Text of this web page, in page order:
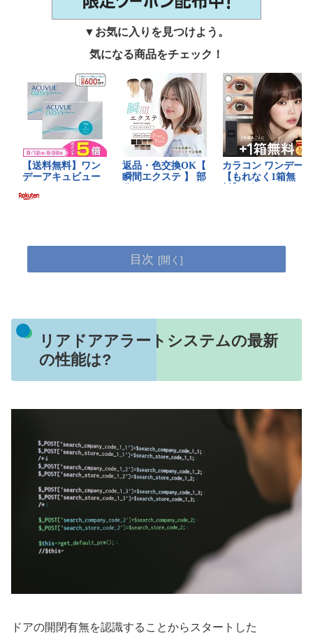
▼お気に入りを見つけよう。
気になる商品をチェック！
目次
リアドアアラートシステムの最新
の性能は?
ドアの開閉有無を認識することからスタートした